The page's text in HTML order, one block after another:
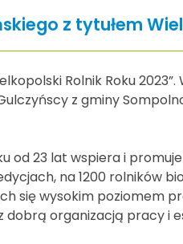
z tytułem
Rolnik Roku
z gminy
od 23 lat wspiera i
na 1200 rolników
się wysokim poziomem
dobrą organizacją pracy i